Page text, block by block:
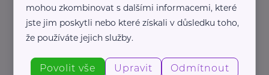
mohou zkombinovat s dalšími informacemi, které
jste jim poskytli nebo které získali v důsledku toho,
že používáte jejich služby.
Povolit vše Upravit Odmítnout